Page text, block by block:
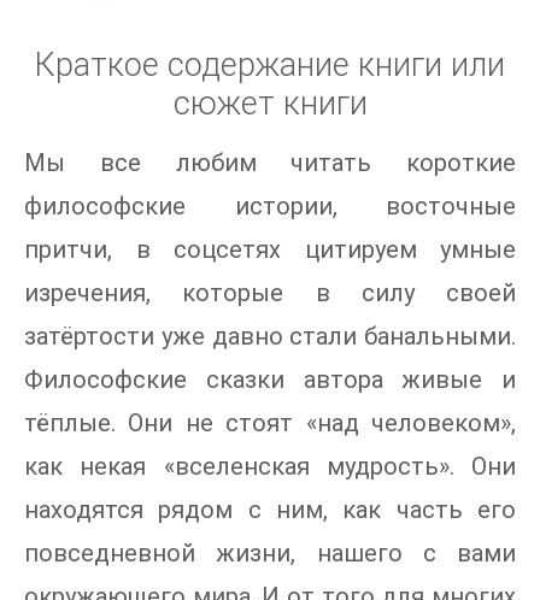
Краткое содержание книги или
сюжет книги
Мы все любим читать короткие
философские истории, восточные
притчи, в соцсетях цитируем умные
изречения, которые в силу своей
затёртости уже давно стали банальными.
Философские сказки автора живые и
тёплые. Они не стоят «над человеком»,
как некая «вселенская мудрость». Они
находятся рядом с ним, как часть его
повседневной жизни, нашего с вами